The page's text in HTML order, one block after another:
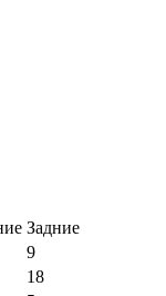
Задние
9
18